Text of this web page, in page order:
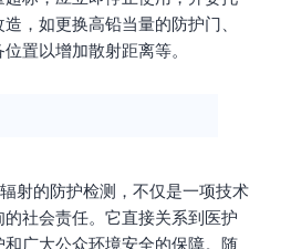
，如更换高铅当量的防护门、
置以增加散射距离等。
射的防护检测，不仅是一项技术
社会责任。它直接关系到医护
和广大公众环境安全的保障。随